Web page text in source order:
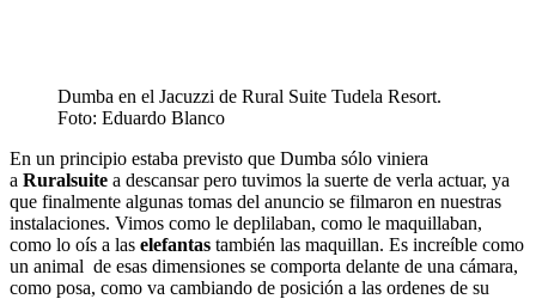
Dumba en el Jacuzzi de Rural Suite Tudela Resort.
Foto: Eduardo Blanco
En un principio estaba previsto que Dumba sólo viniera
a Ruralsuite a descansar pero tuvimos la suerte de verla actuar, ya
que finalmente algunas tomas del anuncio se filmaron en nuestras
instalaciones. Vimos como le deplilaban, como le maquillaban,
como lo oís a las elefantas también las maquillan. Es increíble como
un animal de esas dimensiones se comporta delante de una cámara,
como posa, como va cambiando de posición a las ordenes de su